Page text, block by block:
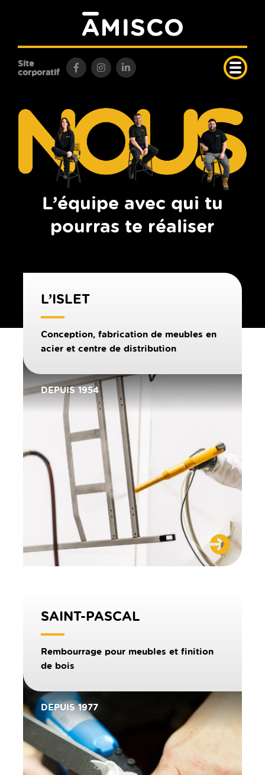
Site
corporatif
L’équipe avec qui tu
pourras te réaliser
L’ISLET
Conception, fabrication de meubles en
acier et centre de distribution
DEPUIS 1954
SAINT-PASCAL
Rembourrage pour meubles et finition
de bois
DEPUIS 1977